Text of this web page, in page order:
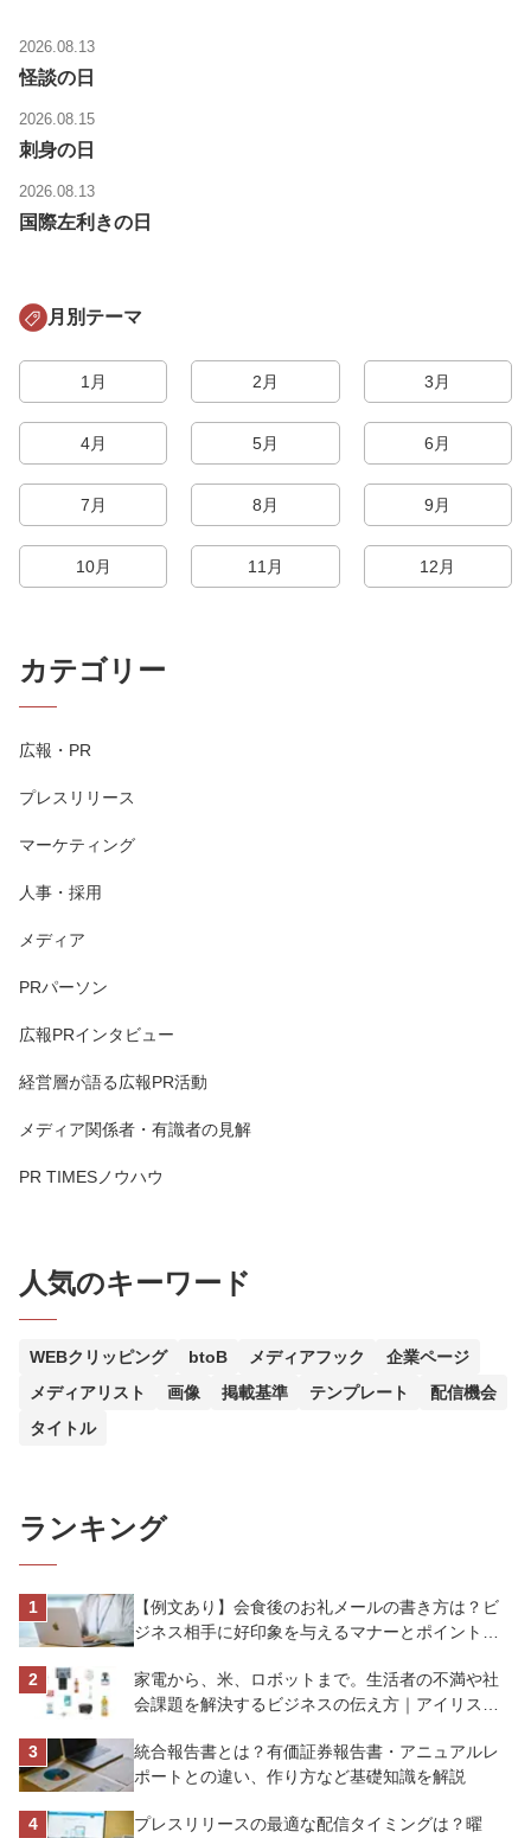
2026.08.13
怪談の日
2026.08.15
刺身の日
2026.08.13
国際左利きの日
月別テーマ
1月 2月 3月
4月 5月 6月
7月 8月 9月
10月 11月 12月
カテゴリー
広報・PR
プレスリリース
マーケティング
人事・採用
メディア
PRパーソン
広報PRインタビュー
経営層が語る広報PR活動
メディア関係者・有識者の見解
PR TIMESノウハウ
人気のキーワード
WEBクリッピング btoB メディアフック
企業ページ
メディアリスト
画像 掲載基準 テンプレート
配信機会
タイトル
ランキング
【例文あり】会食後のお礼メールの書き方は？ビ
ジネス相手に好印象を与えるマナーとポイントを
家電から、米、ロボットまで。生活者の不満や社
会課題を解決するビジネスの伝え方｜アイリスオ
統合報告書とは？有価証券報告書・アニュアルレ
ポートとの違い、作り方など基礎知識を解説
プレスリリースの最適な配信タイミングは？曜